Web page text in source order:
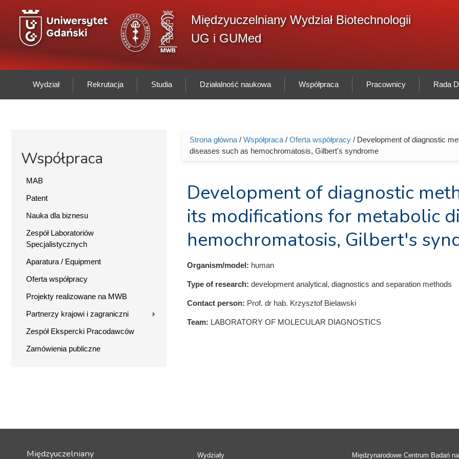
Międzyuczelniany Wydział Biotechnologii
UG i GUMed
Wydział Rekrutacja Studia Działalność naukowa Współpraca Pracownicy Rada
Współpraca
MAB
Patent
Nauka dla biznesu
Zespół Laboratoriów
Specjalistycznych
Aparatura / Equipment
Oferta współpracy
Projekty realizowane na MWB
Partnerzy krajowi i zagraniczni
Zespół Ekspercki Pracodawców
Zamówienia publiczne
Jesteś tutaj
Strona główna/ Współpraca/ Oferta współpracy/ Development of diagnostic
diseases such as hemochromatosis, Gilbert's syndrome
Development of diagnostic
its modifications for metabolic
hemochromatosis, Gilbert's
Organism/model: human
Type of research: development analytical, diagnostics and separation methods
Contact person: Prof. dr hab. Krzysztof Bielawski
Team: LABORATORY OF MOLECULAR DIAGNOSTICS
Międzyuczelniany Wydziały Międzynarodowe Centrum Badań